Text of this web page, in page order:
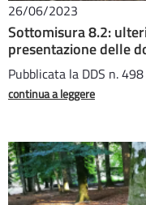
26/06/2023
Sottomisura 8.2:
presentazione delle
Pubblicata la DDS n.
continua a leggere